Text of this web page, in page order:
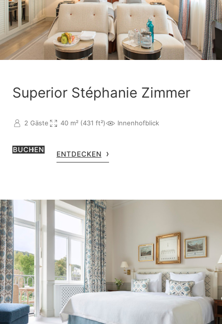
Superior Stéphanie Zimmer
2 Gäste 40 m² (431 ft²) Innenhofblick
BUCHEN
ENTDECKEN